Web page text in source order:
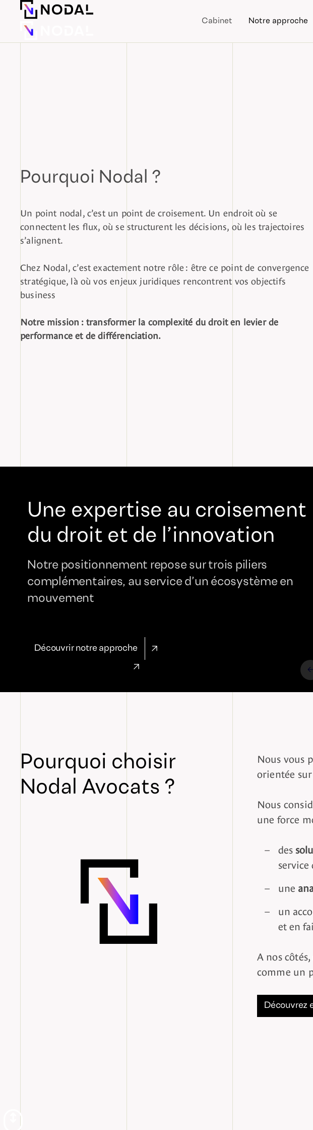
Cabinet Notre approche
Pourquoi Nodal ?
Un point nodal, c’est un point de croisement. Un endroit où se
connectent les flux, où se structurent les décisions, où les trajectoires
s’alignent.
Chez Nodal, c’est exactement notre rôle : être ce point de convergence
stratégique, là où vos enjeux juridiques rencontrent vos objectifs
business
Notre mission : transformer la complexité du droit en levier de
performance et de différenciation.
Une expertise au croisement
du droit et de l’innovation
Notre positionnement repose sur trois piliers
complémentaires, au service d’un écosystème en
mouvement
Découvrir notre approche
Pourquoi choisir
Nodal Avocats ?
Nous vous
orientée
Nous
une force
des
une
un
et en
A nos
comme un
Découvrez